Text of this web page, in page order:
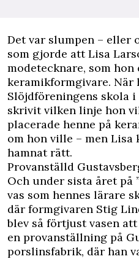
Det var slumpen – eller
som gjorde att Lisa
modetecknare, som
keramikformgivare. När
Slöjdföreningens skola
skrivit vilken linje hon
placerade henne på
om hon ville – men Lisa
hamnat rätt.
Provanställd
Och under sista året på
vas som hennes lärare
där formgivaren Stig
blev så förtjust vasen
en provanställning på
porslinsfabrik, där han